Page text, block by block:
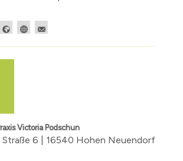
Victoria Podschun
Straße 6 | 16540 Hohen Neuendorf